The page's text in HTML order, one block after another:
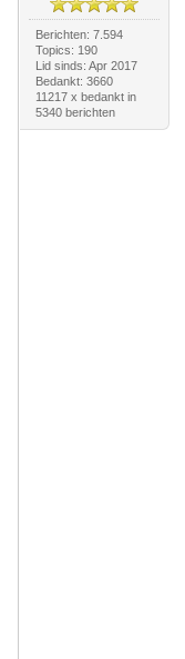
Berichten: 7.594
Topics: 190
Lid sinds: Apr 2017
Bedankt: 3660
11217 x bedankt in
5340 berichten